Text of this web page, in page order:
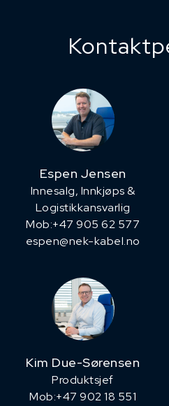
Espen Jensen
Innesalg, ​Innkjøps &
Logistikkansvarlig
Mob:+47 905 62 577
espen@nek-kabel.no
Kim Due-Sørensen
Produktsjef
​Mob:+47 902 18 551